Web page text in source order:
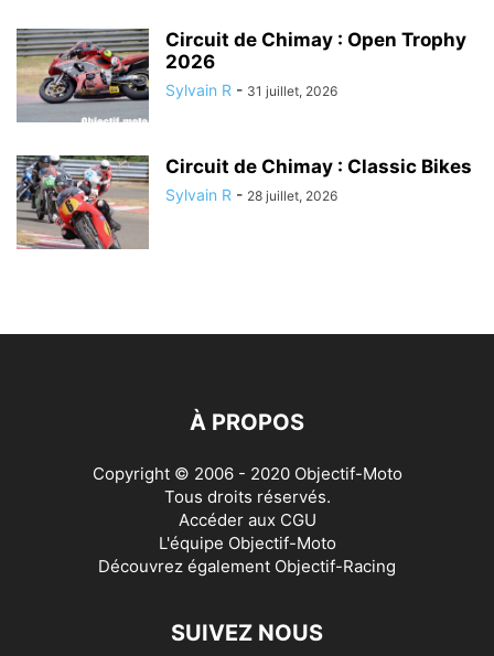
Circuit de Chimay : Open Trophy
2026
Sylvain R - 31 juillet, 2026
Circuit de Chimay : Classic Bikes
Sylvain R - 28 juillet, 2026
À PROPOS
Copyright © 2006 - 2020 Objectif-Moto
Tous droits réservés.
Accéder aux CGU
L'équipe Objectif-Moto
Découvrez également Objectif-Racing
SUIVEZ NOUS